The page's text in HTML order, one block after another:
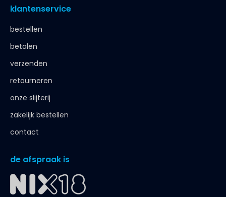
klantenservice
bestellen
betalen
verzenden
retourneren
onze slijterij
zakelijk bestellen
contact
de afspraak is